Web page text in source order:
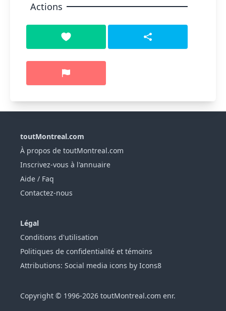
Actions
toutMontreal.com
À propos de toutMontreal.com
Inscrivez-vous à l'annuaire
Aide / Faq
Contactez-nous
Légal
Conditions d'utilisation
Politiques de confidentialité et témoins
Attributions: Social media icons by Icons8
Copyright © 1996-2026 toutMontreal.com enr.